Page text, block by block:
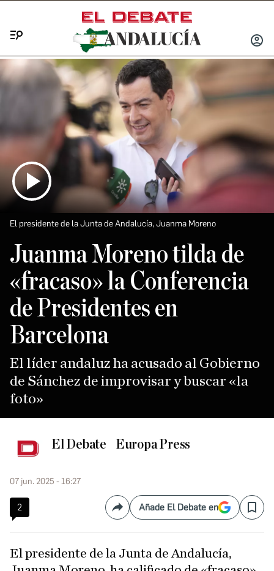
INICIAR
El presidente de la Junta de Andalucía, Juanma Moreno
Juanma Moreno tilda de
«fracaso» la Conferencia
de Presidentes en
Barcelona
El líder andaluz ha acusado al Gobierno
de Sánchez de improvisar y buscar «la
foto»
El Debate Europa Press
07 jun. 2025 - 16:27
2 CompartirAñade El Debate en Save
El presidente de la Junta de Andalucía,